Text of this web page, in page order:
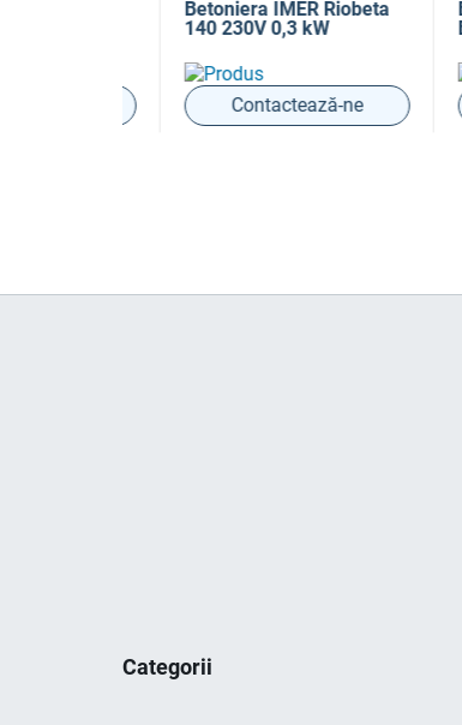
Betoniera IMER Riobeta
140 230V 0,3 kW
Contactează-ne
Categorii